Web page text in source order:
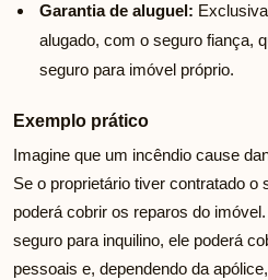
Garantia de aluguel:
alugado, com o seguro fiança,
seguro para imóvel próprio.
Exemplo prático
Imagine que um incêndio cause
Se o proprietário tiver contratado o
poderá cobrir os reparos do
seguro para inquilino, ele poderá
pessoais e, dependendo da